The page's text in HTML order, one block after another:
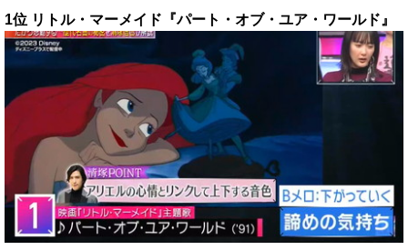
1位 リトル・マーメイド『パート・オブ・ユア・ワールド』